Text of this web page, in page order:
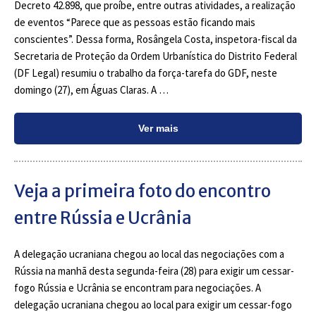
Decreto 42.898, que proíbe, entre outras atividades, a realização
de eventos “Parece que as pessoas estão ficando mais
conscientes”. Dessa forma, Rosângela Costa, inspetora-fiscal da
Secretaria de Proteção da Ordem Urbanística do Distrito Federal
(DF Legal) resumiu o trabalho da força-tarefa do GDF, neste
domingo (27), em Águas Claras. A …
Ver mais
Veja a primeira foto do encontro
entre Rússia e Ucrânia
A delegação ucraniana chegou ao local das negociações com a
Rússia na manhã desta segunda-feira (28) para exigir um cessar-
fogo Rússia e Ucrânia se encontram para negociações. A
delegação ucraniana chegou ao local para exigir um cessar-fogo